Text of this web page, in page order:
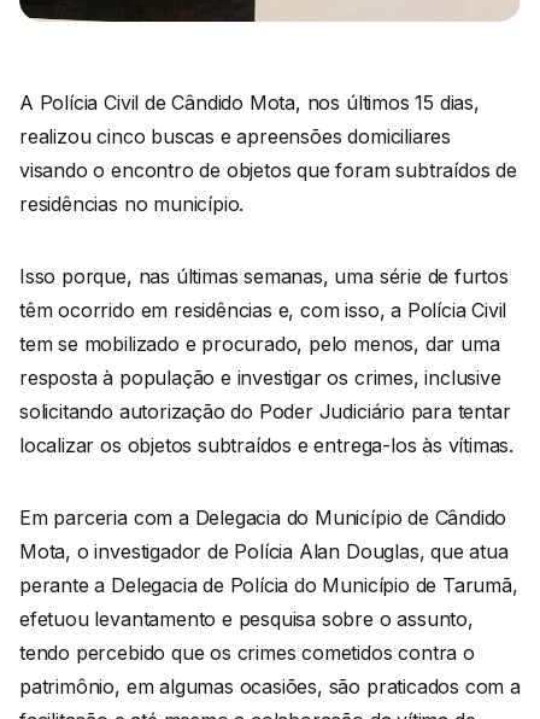
A Polícia Civil de Cândido Mota, nos últimos 15 dias,
realizou cinco buscas e apreensões domiciliares
visando o encontro de objetos que foram subtraídos de
residências no município.
Isso porque, nas últimas semanas, uma série de furtos
têm ocorrido em residências e, com isso, a Polícia Civil
tem se mobilizado e procurado, pelo menos, dar uma
resposta à população e investigar os crimes, inclusive
solicitando autorização do Poder Judiciário para tentar
localizar os objetos subtraídos e entrega-los às vítimas.
Em parceria com a Delegacia do Município de Cândido
Mota, o investigador de Polícia Alan Douglas, que atua
perante a Delegacia de Polícia do Município de Tarumã,
efetuou levantamento e pesquisa sobre o assunto,
tendo percebido que os crimes cometidos contra o
patrimônio, em algumas ocasiões, são praticados com a